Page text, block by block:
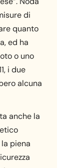
di
quanto
ed ha
o uno
i due
alcuna
anche la
piena